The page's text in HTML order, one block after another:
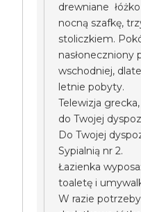
drewniane
nocną szafkę,
stoliczkiem.
nasłoneczniony
wschodniej,
letnie pobyty.
Telewizja
do Twojej
Do Twojej
Sypialnią nr 2.
Łazienka
toaletę i
W razie